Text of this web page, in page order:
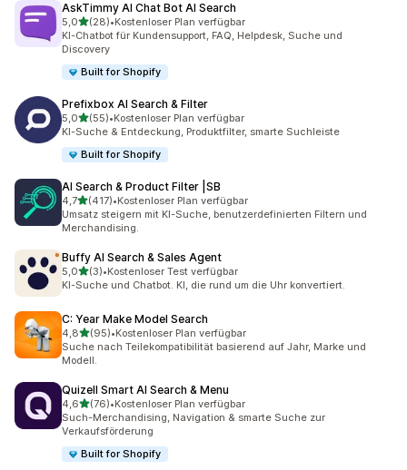
AskTimmy AI Chat Bot AI Search
5,0von 5 Sternen
(28)
28 Rezensionen insgesamt
•Kostenloser Plan verfügbar
KI-Chatbot für Kundensupport, FAQ, Helpdesk, Suche und
Discovery
Built for Shopify
Prefixbox AI Search & Filter
5,0von 5 Sternen
(55)
55 Rezensionen insgesamt
•Kostenloser Plan verfügbar
KI-Suche & Entdeckung, Produktfilter, smarte Suchleiste
Built for Shopify
AI Search & Product Filter |SB
4,7von 5 Sternen
(417)
417 Rezensionen insgesamt
•Kostenloser Plan verfügbar
Umsatz steigern mit KI-Suche, benutzerdefinierten Filtern und
Merchandising.
Buffy AI Search & Sales Agent
5,0von 5 Sternen
(3)
3 Rezensionen insgesamt
•Kostenloser Test verfügbar
KI-Suche und Chatbot. KI, die rund um die Uhr konvertiert.
C: Year Make Model Search
4,8von 5 Sternen
(95)
95 Rezensionen insgesamt
•Kostenloser Plan verfügbar
Suche nach Teilekompatibilität basierend auf Jahr, Marke und
Modell.
Quizell Smart AI Search & Menu
4,6von 5 Sternen
(76)
76 Rezensionen insgesamt
•Kostenloser Plan verfügbar
Such-Merchandising, Navigation & smarte Suche zur
Verkaufsförderung
Built for Shopify